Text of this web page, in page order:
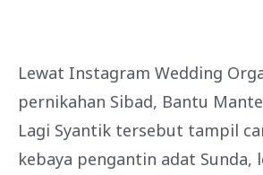
Lewat Instagram Wedding
pernikahan Sibad, Bantu
Lagi Syantik tersebut tampil
kebaya pengantin adat Sunda,